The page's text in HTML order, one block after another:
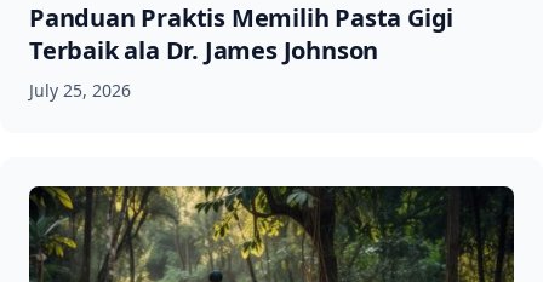
Panduan Praktis Memilih Pasta Gigi
Terbaik ala Dr. James Johnson
July 25, 2026